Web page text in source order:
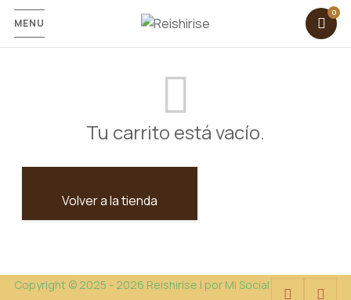
MENU
Tu carrito está vacío.
Volver a la tienda
Copyright © 2025 - 2026 Reishirise | por Mi Social